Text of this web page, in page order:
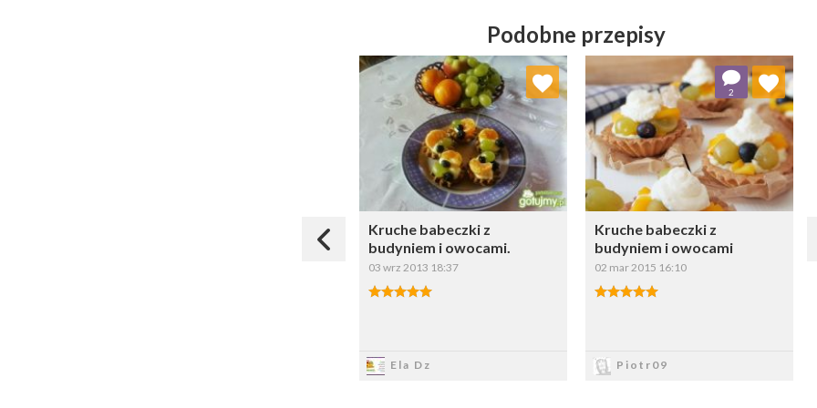
Podobne przepisy
Kruche babeczki z
budyniem i owocami.
03 wrz 2013 18:37
Ela Dz
Dodaj do ulubionych
Wybierz listę:
Kruche babeczki z
budyniem i owocami
02 mar 2015 16:10
Piotr09
2
Dodaj do ulubionych
Wybierz listę: